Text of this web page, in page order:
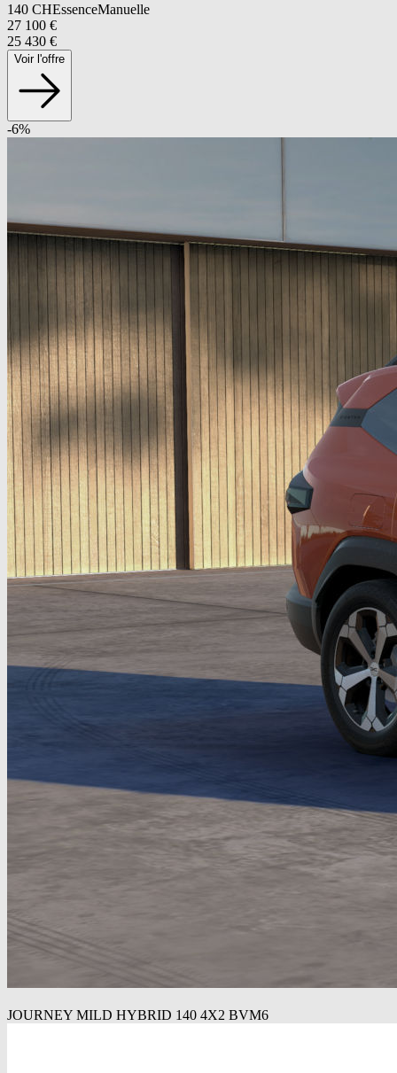
140 CHEssenceManuelle
27 100 €
25 430 €
Voir l'offre
-6%
JOURNEY MILD HYBRID 140 4X2 BVM6